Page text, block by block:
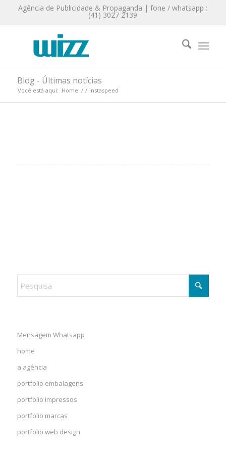
Agência de Publicidade & Propaganda | fone / whatsapp :
(41) 3027 2139
Blog - Últimas notícias
Você está aqui: Home / / instaspeed
Mensagem Whatsapp
home
a agência
portfolio embalagens
portfolio impressos
portfolio marcas
portfolio web design